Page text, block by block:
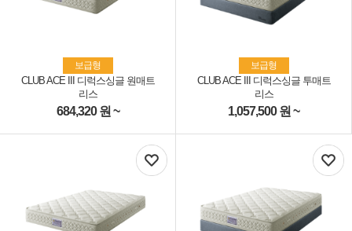
보급형
CLUB ACE III 디럭스싱글 원매트
리스
684,320원 ~
보급형
CLUB ACE III 디럭스싱글 투매트
리스
1,057,500원 ~